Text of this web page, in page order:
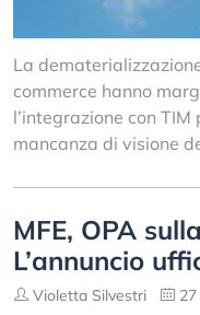
La
commerce hanno
l’integrazione con
mancanza di visione
MFE, OPA
L’annuncio
Violetta Silvestri